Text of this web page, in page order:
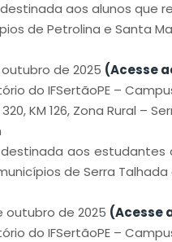
aos alunos que
de Petrolina e Santa
de 2025 (Acesse
do IFSertãoPE –
KM 126, Zona Rural –
aos estudantes
de Serra Talhada
outubro de 2025 (Acesse
do IFSertãoPE –